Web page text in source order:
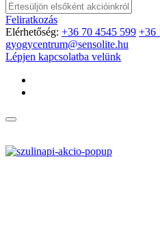
Feliratkozás
Elérhetőség: +36 70 4545 599 +36
gyogycentrum@sensolite.hu
Lépjen kapcsolatba velünk